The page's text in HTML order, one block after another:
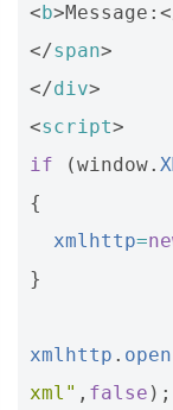
<b>Message:
</span>
</div>
<script>
if
(window.
{
xmlhttp=
}
xmlhttp . open
xml" , false );